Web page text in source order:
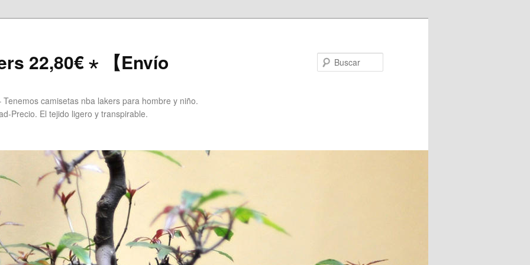
22,80€ ⋆ 【Envío
camisetas nba lakers para hombre y niño.
Precio. El tejido ligero y transpirable.